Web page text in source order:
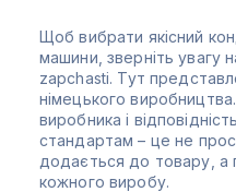
Щоб вибрати якісний
машини, зверніть увагу
zapchasti. Тут
німецького виробництва.
виробника і
стандартам – це не
додається до товару, а
кожного виробу.